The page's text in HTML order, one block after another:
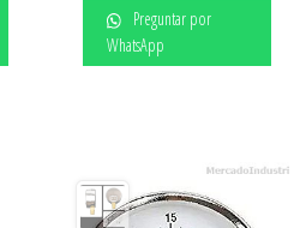
Preguntar por
WhatsApp